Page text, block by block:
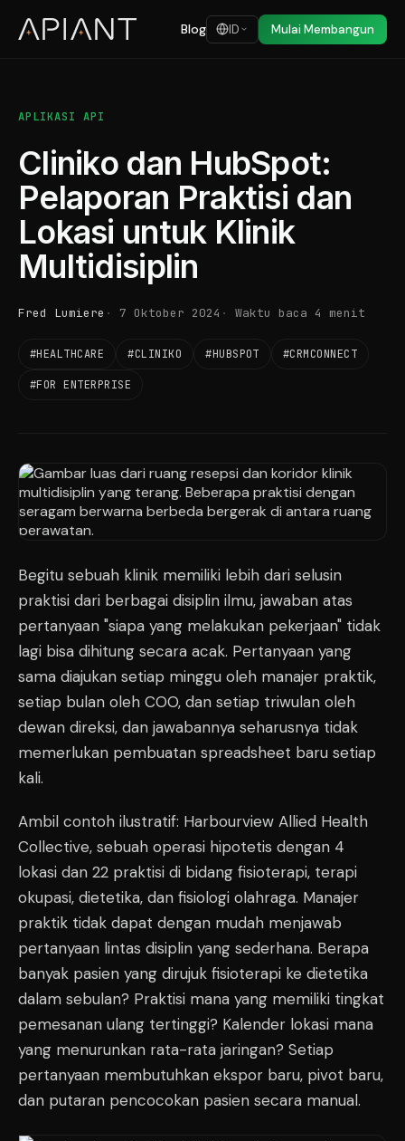
Blog ID Mulai Membangun
APLIKASI API
Cliniko dan HubSpot:
Pelaporan Praktisi dan
Lokasi untuk Klinik
Multidisiplin
Fred Lumiere 7 Oktober 2024 Waktu baca 4 menit
#HEALTHCARE #CLINIKO #HUBSPOT #CRMCONNECT
#FOR ENTERPRISE
Begitu sebuah klinik memiliki lebih dari selusin
praktisi dari berbagai disiplin ilmu, jawaban atas
pertanyaan "siapa yang melakukan pekerjaan" tidak
lagi bisa dihitung secara acak. Pertanyaan yang
sama diajukan setiap minggu oleh manajer praktik,
setiap bulan oleh COO, dan setiap triwulan oleh
dewan direksi, dan jawabannya seharusnya tidak
memerlukan pembuatan spreadsheet baru setiap
kali.
Ambil contoh ilustratif: Harbourview Allied Health
Collective, sebuah operasi hipotetis dengan 4
lokasi dan 22 praktisi di bidang fisioterapi, terapi
okupasi, dietetika, dan fisiologi olahraga. Manajer
praktik tidak dapat dengan mudah menjawab
pertanyaan lintas disiplin yang sederhana. Berapa
banyak pasien yang dirujuk fisioterapi ke dietetika
dalam sebulan? Praktisi mana yang memiliki tingkat
pemesanan ulang tertinggi? Kalender lokasi mana
yang menurunkan rata-rata jaringan? Setiap
pertanyaan membutuhkan ekspor baru, pivot baru,
dan putaran pencocokan pasien secara manual.